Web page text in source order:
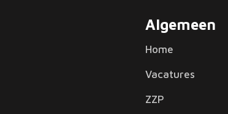
Algemeen
Home
Vacatures
ZZP